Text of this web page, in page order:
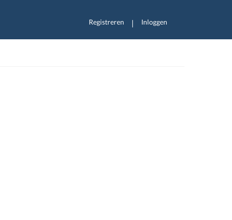
Registreren | Inloggen